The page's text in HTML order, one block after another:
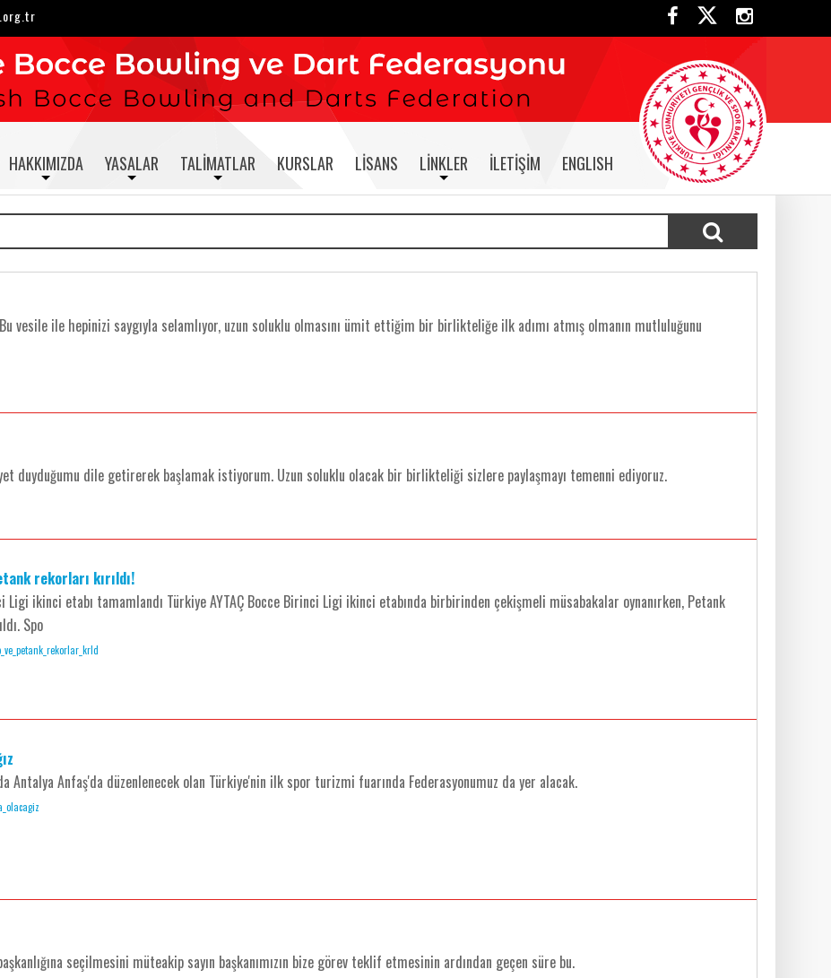
HAKKIMIZDA YASALAR TALIMATLAR KURSLAR LISANS LINKLER İLETIŞIM ENGLISH
vesile ile hepinizi saygıyla selamlıyor, uzun soluklu olmasını ümit ettiğim bir birlikteliğe ilk adımı atmış olmanın mutluluğunu
duyduğumu dile getirerek başlamak istiyorum. Uzun soluklu olacak bir birlikteliği sizlere paylaşmayı temenni ediyoruz.
rekorları kırıldı!
Ligi ikinci etabı tamamlandı Türkiye AYTAÇ Bocce Birinci Ligi ikinci etabında birbirinden çekişmeli müsabakalar oynanırken, Petank
Spo
Antalya Anfaş'da düzenlenecek olan Türkiye'nin ilk spor turizmi fuarında Federasyonumuz da yer alacak.
seçilmesini müteakip sayın başkanımızın bize görev teklif etmesinin ardından geçen süre bu.